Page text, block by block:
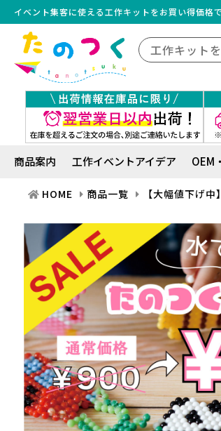
イベント集客に使える工作キットをお買い得価格
商品案内 工作イベントアイデア OEM
HOME 商品一覧 【大幅値下げ